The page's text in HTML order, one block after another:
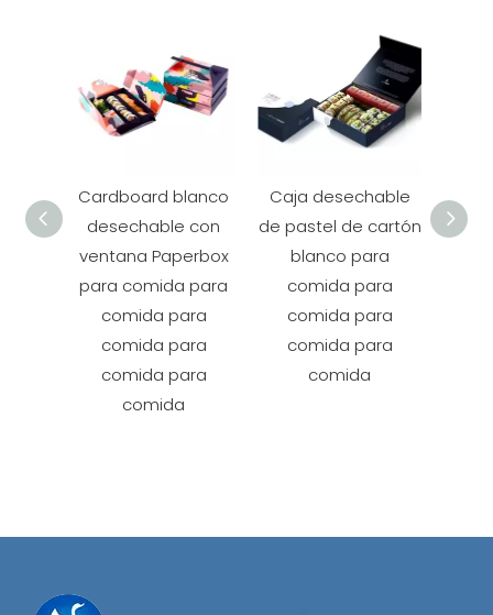
Cardboard blanco
desechable con
ventana Paperbox
para comida para
comida para
comida para
comida para
comida
Caja desechable
de pastel de cartón
blanco para
comida para
comida para
comida para
comida